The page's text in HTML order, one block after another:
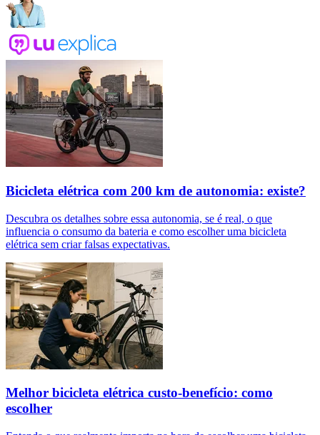
Bicicleta elétrica com 200 km de autonomia: existe?
Descubra os detalhes sobre essa autonomia, se é real, o que
influencia o consumo da bateria e como escolher uma bicicleta
elétrica sem criar falsas expectativas.
Melhor bicicleta elétrica custo-benefício: como
escolher